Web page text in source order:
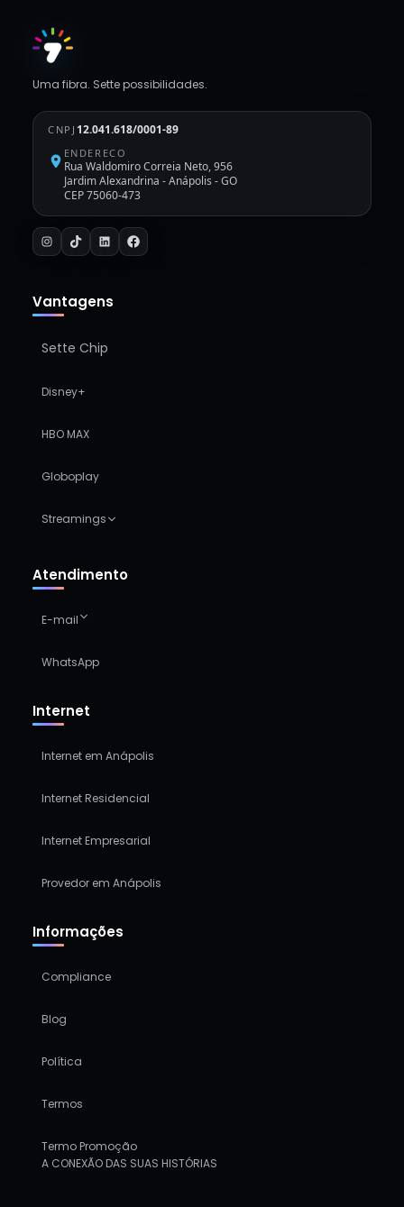
Uma fibra. Sette possibilidades.
CNPJ 12.041.618/0001-89
ENDERECO
Rua Waldomiro Correia Neto, 956
Jardim Alexandrina -Anápolis - GO
CEP 75060-473
Vantagens
Sette Chip
Disney+
HBO MAX
Globoplay
Streamings
Atendimento
E-mail
WhatsApp
Internet
Internet em Anápolis
Internet Residencial
Internet Empresarial
Provedor em Anápolis
Informações
Compliance
Blog
Política
Termos
Termo Promoção
A CONEXÃO DAS SUAS HISTÓRIAS